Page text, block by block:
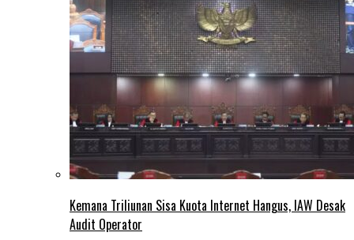
Kemana Triliunan Sisa Kuota Internet Hangus, IAW Desak
Audit Operator